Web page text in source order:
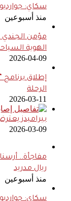
سكاي:
منذ أسبوعين
الهوية
2026-04-09
إطلاق
الرحلة
2026-03-11
بيراميدز
2026-03-09
مفاجأة..
ريال مدريد
منذ أسبوعين
سكاي: